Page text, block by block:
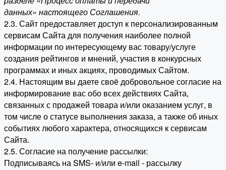
данных» настоящего Соглашения.
2.3. Сайт предоставляет доступ к персонализированным
сервисам Сайта для получения наиболее полной
информации по интересующему вас товару/услуге
создания рейтингов и мнений, участия в конкурсных
программах и иных акциях, проводимых Сайтом.
2.4. Настоящим вы даете своё добровольное согласие на
информирование вас обо всех действиях Сайта,
связанных с продажей товара и/или оказанием услуг, в
том числе о статусе выполнения заказа, а также об иных
событиях любого характера, относящихся к сервисам
Сайта.
2.5. Согласие на получение рассылки:
Подписываясь на SMS- и/или e-mail - рассылку